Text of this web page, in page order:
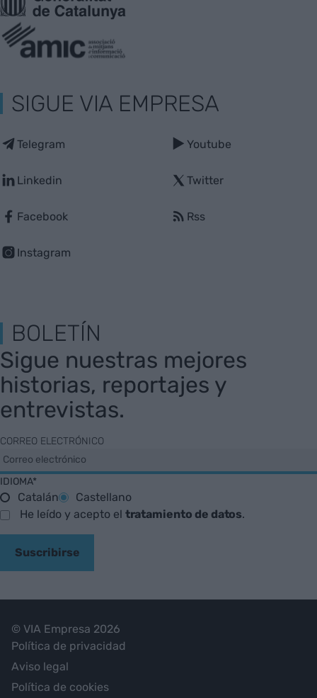
SIGUE VIA EMPRESA
Telegram
Linkedin
Facebook
Instagram
Youtube
Twitter
Rss
BOLETÍN
Sigue nuestras mejores
historias, reportajes y
entrevistas.
CORREO ELECTRÓNICO
IDIOMA*
Catalán
Castellano
He leído y acepto el tratamiento de datos.
Suscribirse
© VIA Empresa 2026
Política de privacidad
Aviso legal
Política de cookies